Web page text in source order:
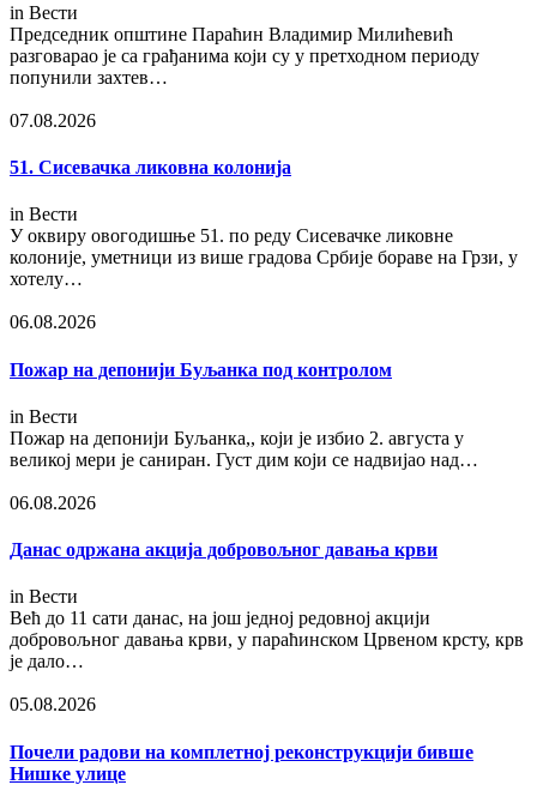
in Вести
Председник општине Параћин Владимир Милићевић
разговарао је са грађанима који су у претходном периоду
попунили захтев…
07.08.2026
51. Сисевачка ликовна колонија
in Вести
У оквиру овогодишње 51. по реду Сисевачке ликовне
колоније, уметници из више градова Србије бораве на Грзи, у
хотелу…
06.08.2026
Пожар на депонији Буљанка под контролом
in Вести
Пожар на депонији Буљанка,, који је избио 2. августа у
великој мери је саниран. Густ дим који се надвијао над…
06.08.2026
Данас одржана акција добровољног давања крви
in Вести
Већ до 11 сати данас, на још једној редовној акцији
добровољног давања крви, у параћинском Црвеном крсту, крв
је дало…
05.08.2026
Почели радови на комплетној реконструкцији бивше
Нишке улице